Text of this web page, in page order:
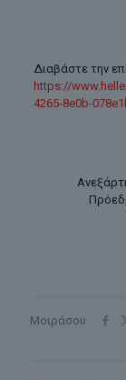
Διαβάστε την
https://
4265-8e0b-
Μοιράσου